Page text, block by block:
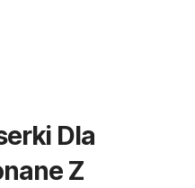
Dla
Z